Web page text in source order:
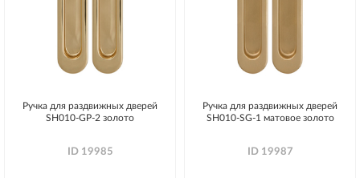
Ручка для раздвижных дверей
SH010-GP-2 золото
ID 19985
Ручка для раздвижных дверей
SH010-SG-1 матовое золото
ID 19987